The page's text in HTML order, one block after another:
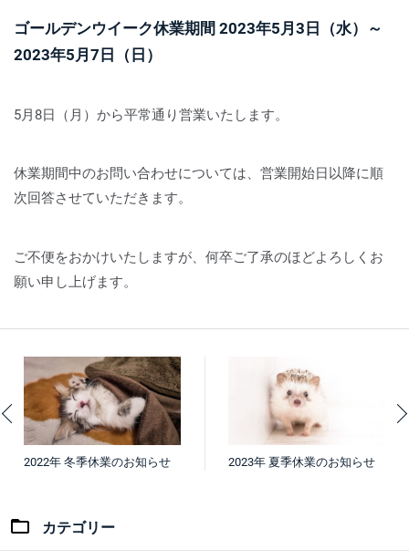
ゴールデンウイーク休業期間 2023年5月3日（水）～
2023年5月7日（日）
5月8日（月）から平常通り営業いたします。
休業期間中のお問い合わせについては、営業開始日以降に順
次回答させていただきます。
ご不便をおかけいたしますが、何卒ご了承のほどよろしくお
願い申し上げます。
2022年 冬季休業のお知らせ 2023年 夏季休業のお知らせ
カテゴリー